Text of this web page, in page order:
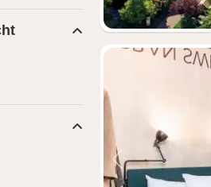
Vorige foto